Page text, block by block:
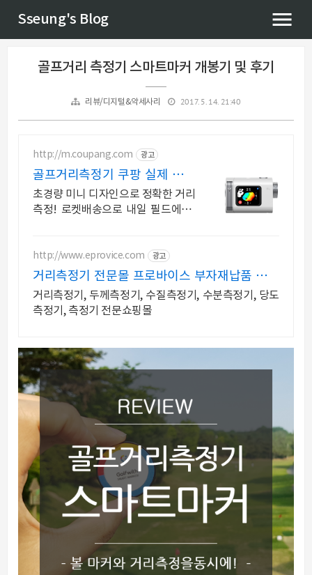
Sseung's Blog
골프거리 측정기 스마트마커 개봉기 및 후기
리뷰/디지털&악세사리 2017. 5. 14. 21:40
http://m.coupang.com 광고
골프거리측정기 쿠팡 실제 구매
평점 굿
초경량 미니 디자인으로 정확한 거리
측정! 로켓배송으로 내일 필드에서!
에서!
http://www.eprovice.com 광고
거리측정기 전문몰 프로바이스 부자재납품 전문
몰 프로바이스
거리측정기, 두께측정기, 수질측정기, 수분측정기, 당도
측정기, 측정기 전문쇼핑몰